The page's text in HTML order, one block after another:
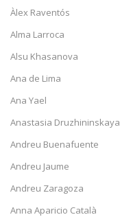
Àlex Raventós
Alma Larroca
Alsu Khasanova
Ana de Lima
Ana Yael
Anastasia Druzhininskaya
Andreu Buenafuente
Andreu Jaume
Andreu Zaragoza
Anna Aparicio Català